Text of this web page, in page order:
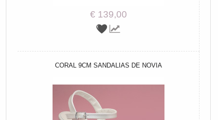
€ 139,00
CORAL 9CM SANDALIAS DE NOVIA